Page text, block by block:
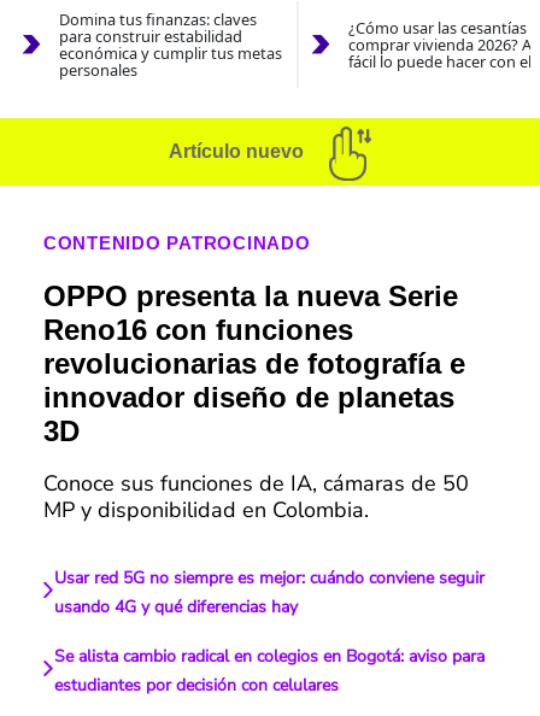
Domina tus finanzas: claves
para construir estabilidad
económica y cumplir tus metas
personales
¿Cómo usar las cesantías
comprar vivienda 2026?
fácil lo puede hacer con el
Artículo nuevo
CONTENIDO PATROCINADO
OPPO presenta la nueva Serie
Reno16 con funciones
revolucionarias de fotografía e
innovador diseño de planetas
3D
Conoce sus funciones de IA, cámaras de 50
MP y disponibilidad en Colombia.
Usar red 5G no siempre es mejor: cuándo conviene seguir
usando 4G y qué diferencias hay
Se alista cambio radical en colegios en Bogotá: aviso para
estudiantes por decisión con celulares